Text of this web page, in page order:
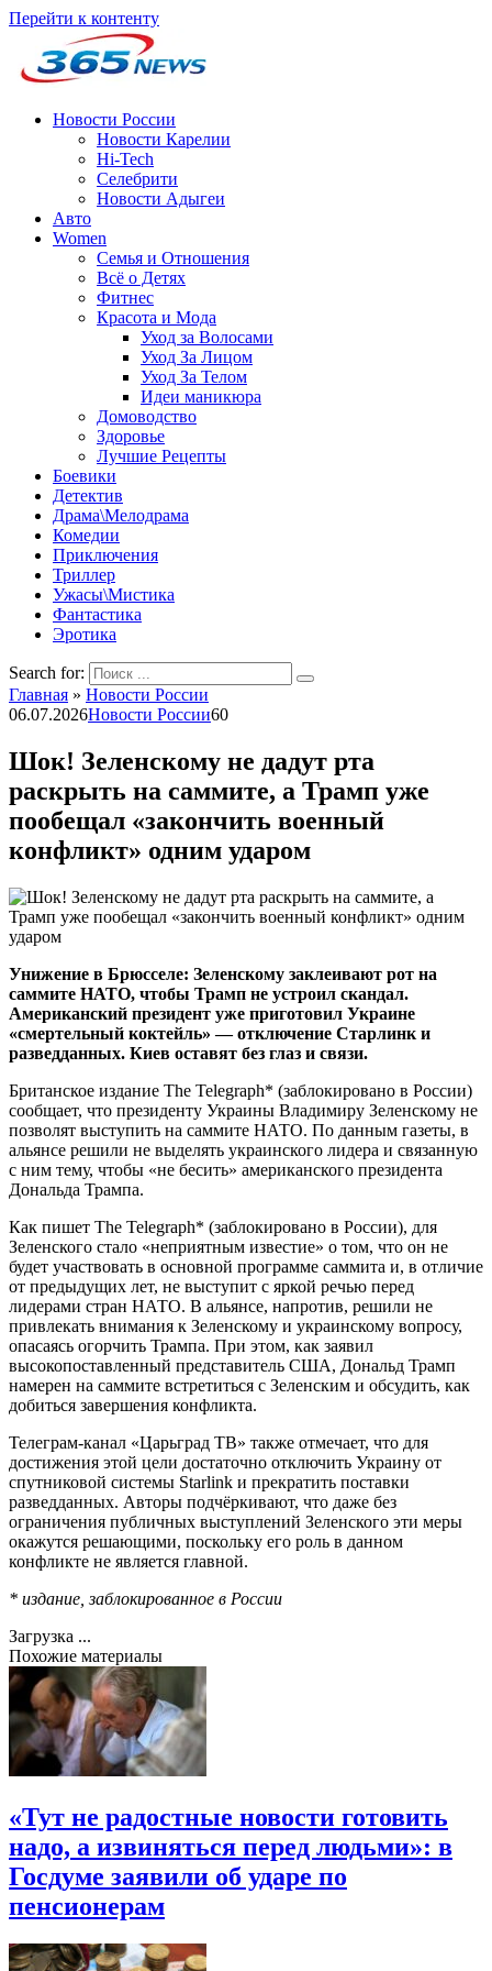
Перейти к контенту
Новости России
Новости Карелии
Hi-Tech
Селебрити
Новости Адыгеи
Авто
Women
Семья и Отношения
Всё о Детях
Фитнес
Красота и Мода
Уход за Волосами
Уход За Лицом
Уход За Телом
Идеи маникюра
Домоводство
Здоровье
Лучшие Рецепты
Боевики
Детектив
Драма\Мелодрама
Комедии
Приключения
Триллер
Ужасы\Мистика
Фантастика
Эротика
Search for:
Главная » Новости России
06.07.2026Новости России60
Шок! Зеленскому не дадут рта
раскрыть на саммите, а Трамп уже
пообещал «закончить военный
конфликт» одним ударом
Унижение в Брюсселе: Зеленскому заклеивают рот на
саммите НАТО, чтобы Трамп не устроил скандал.
Американский президент уже приготовил Украине
«смертельный коктейль» — отключение Старлинк и
разведданных. Киев оставят без глаз и связи.
Британское издание The Telegraph* (заблокировано в России)
сообщает, что президенту Украины Владимиру Зеленскому не
позволят выступить на саммите НАТО. По данным газеты, в
альянсе решили не выделять украинского лидера и связанную
с ним тему, чтобы «не бесить» американского президента
Дональда Трампа.
Как пишет The Telegraph* (заблокировано в России), для
Зеленского стало «неприятным известие» о том, что он не
будет участвовать в основной программе саммита и, в отличие
от предыдущих лет, не выступит с яркой речью перед
лидерами стран НАТО. В альянсе, напротив, решили не
привлекать внимания к Зеленскому и украинскому вопросу,
опасаясь огорчить Трампа. При этом, как заявил
высокопоставленный представитель США, Дональд Трамп
намерен на саммите встретиться с Зеленским и обсудить, как
добиться завершения конфликта.
Телеграм-канал «Царьград ТВ» также отмечает, что для
достижения этой цели достаточно отключить Украину от
спутниковой системы Starlink и прекратить поставки
разведданных. Авторы подчёркивают, что даже без
ограничения публичных выступлений Зеленского эти меры
окажутся решающими, поскольку его роль в данном
конфликте не является главной.
* издание, заблокированное в России
Загрузка ...
Похожие материалы
«Тут не радостные новости готовить
надо, а извиняться перед людьми»: в
Госдуме заявили об ударе по
пенсионерам